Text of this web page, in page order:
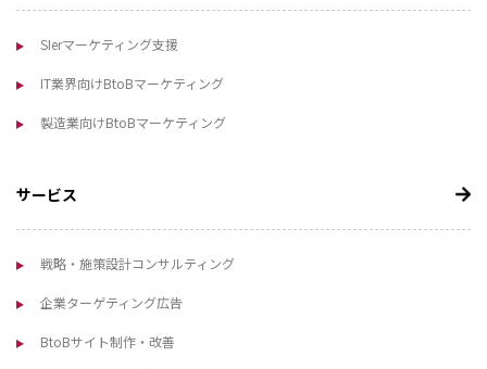
SIerマーケティング支援
IT業界向けBtoBマーケティング
製造業向けBtoBマーケティング
サービス
戦略・施策設計コンサルティング
企業ターゲティング広告
BtoBサイト制作・改善